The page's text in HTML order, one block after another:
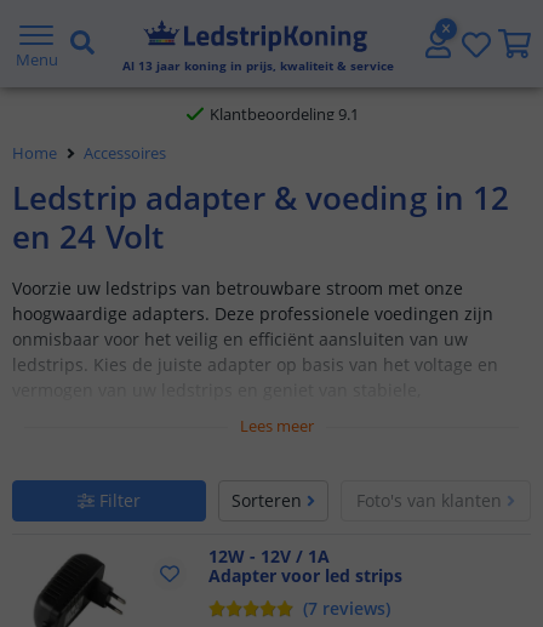
Menu Al 13 jaar koning in prijs, kwaliteit & service
Gratis verzending vanaf € 20,- NL en BE
Klantbeoordeling 9.1
Voor 23:45 uur besteld,
Home Accessoires
Ledstrip adapter & voeding in 12
en 24 Volt
Voorzie uw ledstrips van betrouwbare stroom met onze
hoogwaardige adapters. Deze professionele voedingen zijn
onmisbaar voor het veilig en efficiënt aansluiten van uw
ledstrips. Kies de juiste adapter op basis van het voltage en
Lees meer
Filter Sorteren Foto's van klanten
12W - 12V / 1A
Adapter voor led strips
(7 reviews)